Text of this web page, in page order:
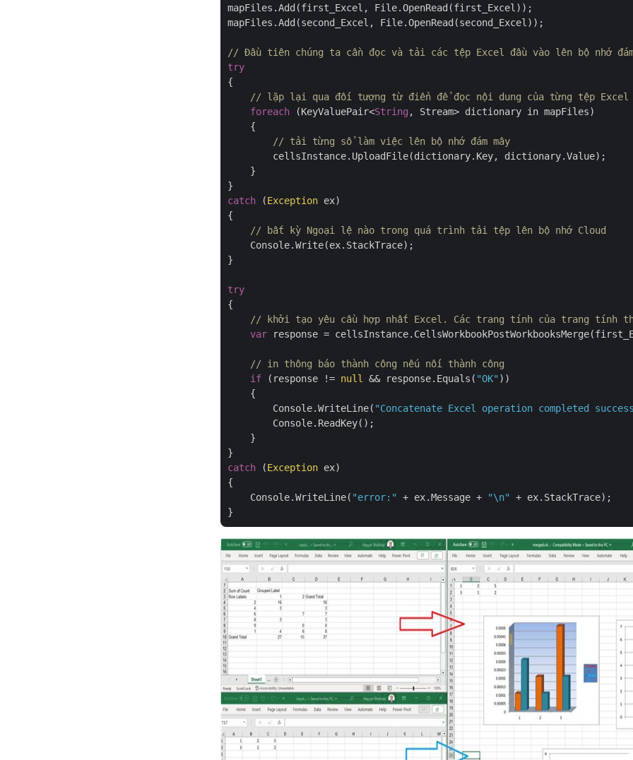
mapFiles.Add(first_Excel, File.OpenRead(first_Excel));
mapFiles.Add(second_Excel, File.OpenRead(second_Excel));
// Đầu tiên chúng ta cần đọc và tải các tệp Excel đầu vào lên bộ nhớ đám
try
{
// lặp lại qua đối tượng từ điển để đọc nội dung của từng tệp Excel
foreach (KeyValuePair<String , Stream> dictionary in mapFiles)
    {
// tải từng sổ làm việc lên bộ nhớ đám mây
        cellsInstance.UploadFile(dictionary.Key, dictionary.Value);
    }
catch (Exception ex)
{
// bất kỳ Ngoại lệ nào trong quá trình tải tệp lên bộ nhớ Cloud
    Console.Write(ex.StackTrace);
}
try
{
// khởi tạo yêu cầu hợp nhất Excel. Các trang tính của trang tính
var response =
// in thông báo thành công nếu nối thành công
if (response != null && response.Equals( "OK" ))
    {
        Console.WriteLine(
"Concatenate Excel operation completed
        Console.ReadKey();
    }
catch (Exception ex)
{
    Console.WriteLine(
"error:" + ex.Message + "\n"
+ ex.StackTrace);